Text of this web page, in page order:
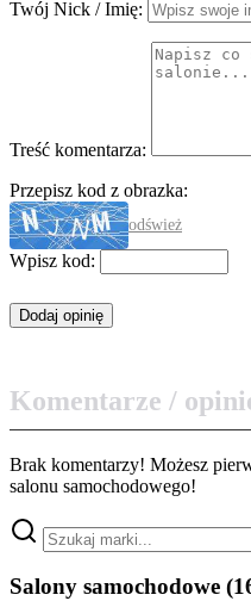
Twój Nick / Imię:
Treść komentarza:
Przepisz kod z obrazka:
odśwież
Wpisz kod:
Komentarze /
Brak komentarzy! Możesz
salonu samochodowego!
Salony samochodowe